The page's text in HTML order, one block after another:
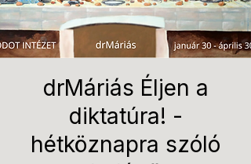
drMáriás Éljen a
diktatúra! -
hétköznapra szóló